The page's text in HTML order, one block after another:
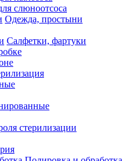
слюноотсоса
Одежда, простыни
Салфетки, фартуки
стерилизации